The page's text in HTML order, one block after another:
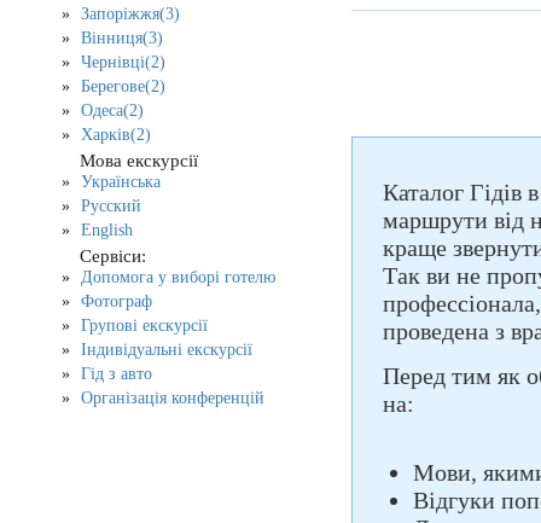
Запоріжжя(3)
Вінниця(3)
Чернівці(2)
Берегове(2)
Одеса(2)
Харків(2)
Мова екскурсії
Українська
Русский
English
Сервіси:
Допомога у виборі готелю
Фотограф
Групові екскурсії
Індивідуальні екскурсії
Гід з авто
Організація конференцій
Каталог Гідів
маршрути від
краще
Так ви не
проведена з
Перед тим як
на:
Мови,
Відгуки